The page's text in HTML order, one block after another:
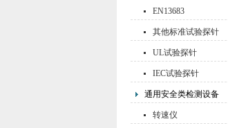
EN13683
其他标准试验探针
UL试验探针
IEC试验探针
通用安全类检测设备
转速仪